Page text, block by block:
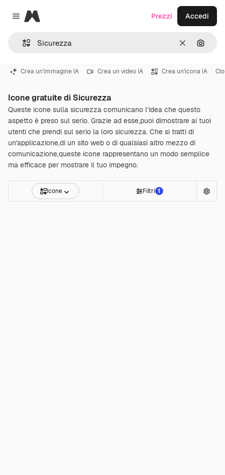
Close menu
Magnific
CancellaCerca
Prezzi Accedi
Crea un'immagine IA Crea un video IA Crea un'icona IA
Icone gratuite di Sicurezza
Queste icone sulla sicurezza comunicano l’idea che questo
aspetto è preso sul serio. Grazie ad esse,puoi dimostrare ai tuoi
utenti che prendi sul serio la loro sicurezza. Che si tratti di
un'applicazione,di un sito web o di qualsiasi altro mezzo di
comunicazione,queste icone rappresentano un modo semplice
ma efficace per mostrare il tuo impegno.
Icone Filtri 1